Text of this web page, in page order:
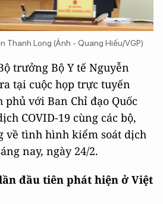
Thanh Long (Ảnh - Quang Hiếu/VGP)
trưởng Bộ Y tế Nguyễn
tại cuộc họp trực tuyến
với Ban Chỉ đạo Quốc
COVID-19 cùng các bộ,
về tình hình kiểm soát dịch
nay, ngày 24/2.
đầu tiên phát hiện ở Việt